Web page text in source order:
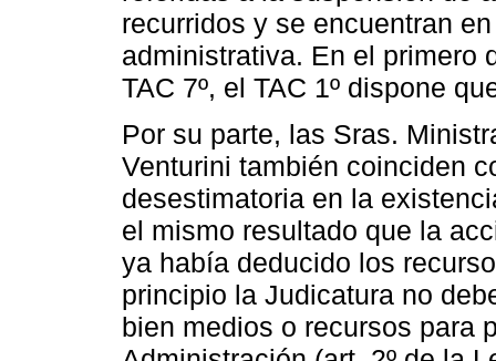
recurridos y se encuentran
administrativa. En el primero
TAC 7º, el TAC 1º dispone
Por su parte, las Sras.
Venturini también coinciden
desestimatoria en la
el mismo resultado que la
ya había deducido los
principio la Judicatura no
bien medios o recursos para